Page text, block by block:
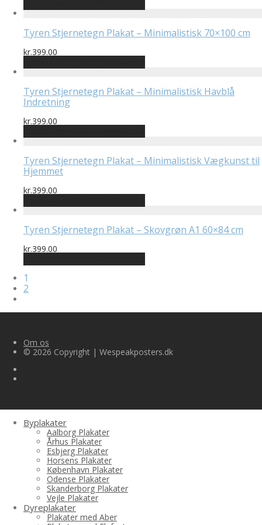
Tyren Stjernetegn Plakat – Minimalistisk 70×100 cm
kr.399.00
Tyren Stjernetegn Plakat – Minimalistisk Havblå
Indretning
kr.399.00
Tyren Stjernetegn Plakat – Minimalistisk Vægkunst til
Hjemmet
kr.399.00
Tyren Stjernetegn Plakat – Skovgrøn A1 60×84 cm
kr.399.00
1
2
Om os
© 2026 Copyright | Wespeakposters.dk
Byplakater
Aalborg Plakater
Århus Plakater
Esbjerg Plakater
Horsens Plakater
København Plakater
Odense Plakater
Skanderborg Plakater
Vejle Plakater
Dyreplakater
Plakater med Aber